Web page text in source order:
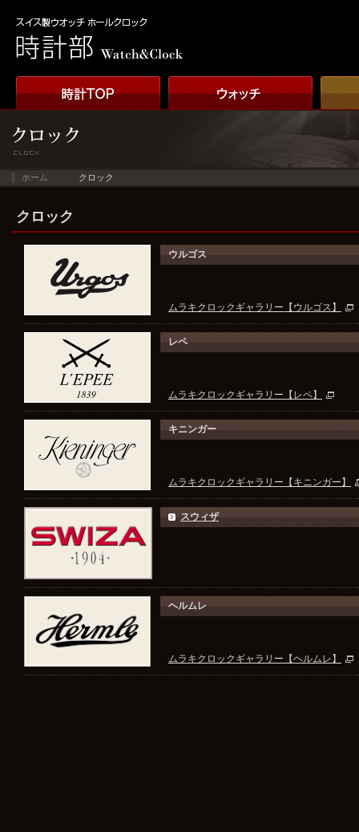
ホーム クロック
クロック
ウルゴス
ムラキクロックギャラリー【ウルゴス】
レペ
ムラキクロックギャラリー【レペ】
キニンガー
ムラキクロックギャラリー【キニンガー】
スウィザ
ヘルムレ
ムラキクロックギャラリー【ヘルムレ】